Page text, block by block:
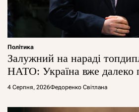
Політика
Залужний на нараді
НАТО: Україна вже далеко
4 Серпня, 2026Федоренко Світлана